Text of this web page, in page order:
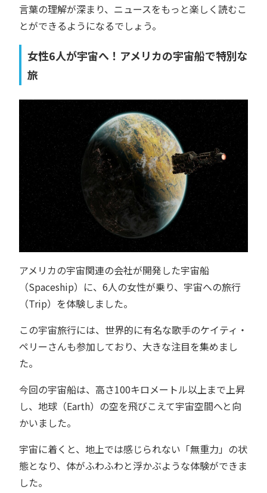
言葉の理解が深まり、ニュースをもっと楽しく読むこ
とができるようになるでしょう。
女性6人が宇宙へ！アメリカの宇宙船で特別な
旅
アメリカの宇宙関連の会社が開発した宇宙船
（Spaceship）に、6人の女性が乗り、宇宙への旅行
（Trip）を体験しました。
この宇宙旅行には、世界的に有名な歌手のケイティ・
ペリーさんも参加しており、大きな注目を集めまし
た。
今回の宇宙船は、高さ100キロメートル以上まで上昇
し、地球（Earth）の空を飛びこえて宇宙空間へと向
かいました。
宇宙に着くと、地上では感じられない「無重力」の状
態となり、体がふわふわと浮かぶような体験ができま
した。